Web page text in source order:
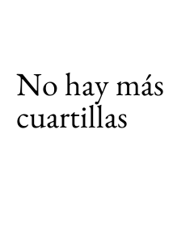
No hay más
cuartillas